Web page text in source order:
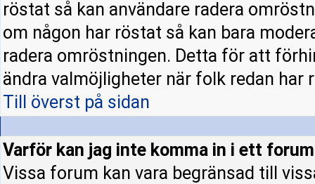
röstat så kan användare radera
om någon har röstat så kan bara
radera omröstningen. Detta för att
ändra valmöjligheter när folk redan har
Till överst på sidan
Varför kan jag inte komma in i ett
Vissa forum kan vara begränsad till